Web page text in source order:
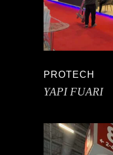
PROTECH
YAPI FUARI